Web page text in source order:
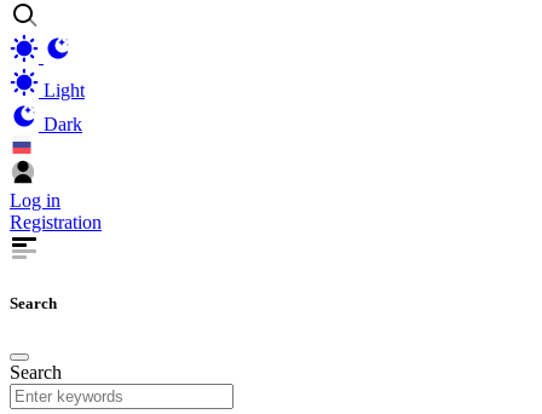
Light
Dark
Log in
Registration
Search
Search